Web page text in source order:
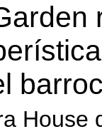
House